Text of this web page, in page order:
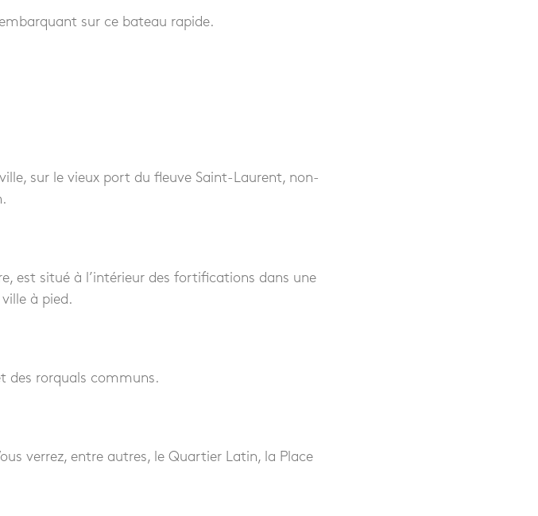
sur ce bateau rapide.
sur le vieux port du fleuve Saint-Laurent, non-
est situé à l’intérieur des fortifications dans une
à pied.
des rorquals communs.
verrez, entre autres, le Quartier Latin, la Place